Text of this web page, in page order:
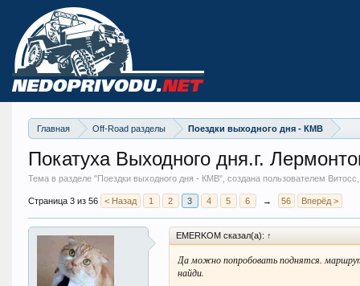
Главная Off-Road разделы Поездки выходного дня - КМВ
Покатуха Выходного дня.г.
Тема в разделе "Поездки выходного дня - КМВ", создана пользователем
Страница 3 из 56 < Назад 1 2 3 4 5 6 → 56 Вперёд >
EMERKOM сказал(а): ↑
Да можно попробовать поднятся. маршрут
найди.